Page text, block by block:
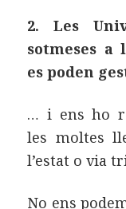
2. Les
sotmeses a
es poden
… i ens ho
les moltes
l’estat o via
No ens